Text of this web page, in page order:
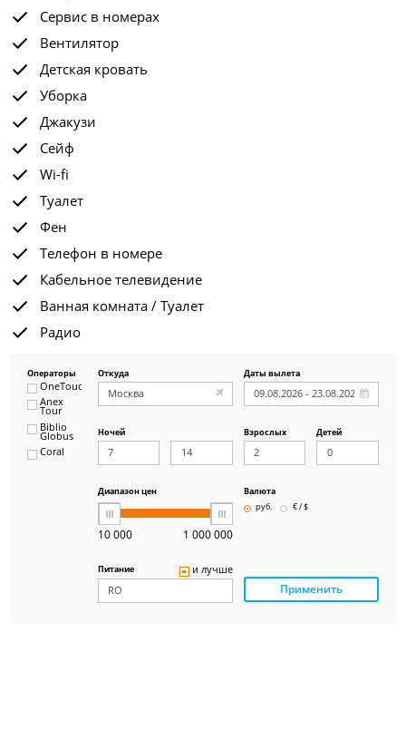
Сервис в номерах
Вентилятор
Детская кровать
Уборка
Джакузи
Сейф
Wi-fi
Туалет
Фен
Телефон в номере
Кабельное телевидение
Ванная комната / Туалет
Радио
Операторы
OneTouch&Travel
Anex
Tour
Biblio
Globus
Coral
Откуда Даты вылета
Ночей Взрослых Детей
Диапазон цен
10 000 1 000 000
Валюта
руб.
€ / $
Питание и лучше
Применить